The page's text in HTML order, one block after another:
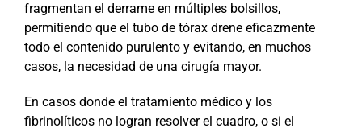
fragmentan el derrame en múltiples bolsillos,
permitiendo que el tubo de tórax drene eficazmente
todo el contenido purulento y evitando, en muchos
casos, la necesidad de una cirugía mayor.
En casos donde el tratamiento médico y los
fibrinolíticos no logran resolver el cuadro, o si el